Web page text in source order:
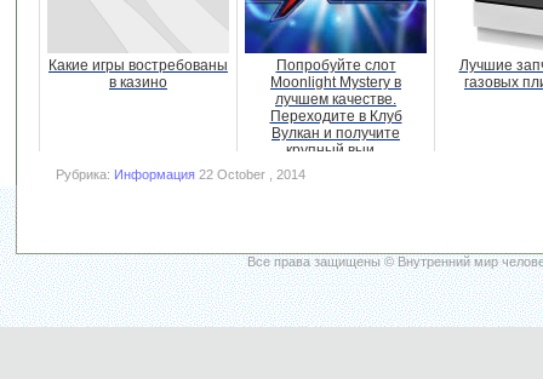
Какие игры востребованы
в казино
Попробуйте слот
Moonlight Mystery в
лучшем качестве.
Переходите в Клуб
Вулкан и получите
крупный выи...
Лучшие
газовых
Рубрика: Информация 22 October , 2014
Все права защищены © Внутренний мир